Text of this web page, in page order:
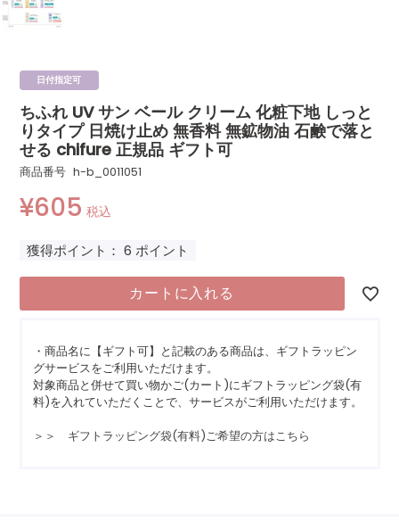
日付指定可
ちふれ UV サン ベール クリーム 化粧下地 しっと
りタイプ 日焼け止め 無香料 無鉱物油 石鹸で落と
せる chifure 正規品 ギフト可
商品番号 h-b_0011051
¥605 税込
獲得ポイント： 6 ポイント
カートに入れる
・商品名に【ギフト可】と記載のある商品は、ギフトラッピン
グサービスをご利用いただけます。
対象商品と併せて買い物かご(カート)にギフトラッピング袋(有
料)を入れていただくことで、サービスがご利用いただけます。
＞＞ ギフトラッピング袋(有料)ご希望の方はこちら